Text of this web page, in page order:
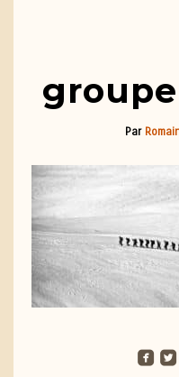
Par
roundedfacebook roundedtwitterbird